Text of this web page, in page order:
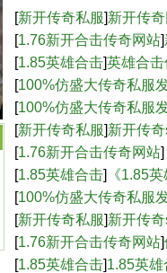
[新开传奇私服]新开传
[1.76新开合击传奇网站]
[1.85英雄合击]英雄合
[100%仿盛大传奇私服
服中的高爆率与激烈战
[100%仿盛大传奇私服
界的乐趣-仿盛大传奇sf
[新开传奇私服]新开传
奇sf：游戏玩家必知的
[1.76新开合击传奇网站]
合击版本，传奇再续-
[1.85英雄合击] 《1.85
新篇章-《1.85英雄合
[100%仿盛大传奇私服
传奇-100%仿盛大传奇
[新开传奇私服]新开传
sf下载,新开传奇sf
[1.76新开合击传奇网站]
网站，重温热血传奇
[1.85英雄合击]1.85英